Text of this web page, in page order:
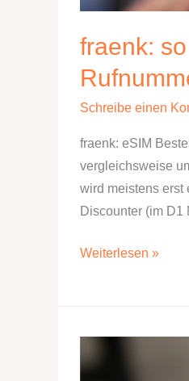
fraenk:
Schreibe einen
fraenk: eSIM
vergleichsweise
wird meistens erst
Discounter (im D1
fraenk:
Bestellung
Weiterlesen »